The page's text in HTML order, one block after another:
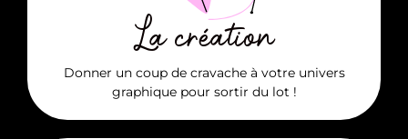
La création
Donner un coup de cravache à votre univers
graphique pour sortir du lot !
Besoin de...
logo, univers graphique, charte graphique,